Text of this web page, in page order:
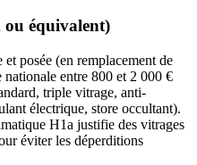
ou équivalent)
posée (en remplacement de
nationale entre 800 et 2 000 €
triple vitrage, anti-
électrique, store occultant).
H1a justifie des vitrages
éviter les déperditions